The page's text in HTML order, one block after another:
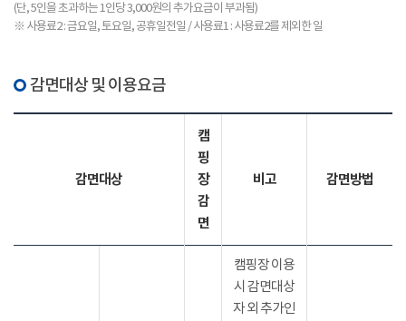
(단, 5인을 초과하는 1인당 3,000원의 추가요금이 부과됨)
※ 사용료2 : 금요일, 토요일, 공휴일전일 / 사용료1 : 사용료2를 제외한 일
감면대상 및 이용요금
감면대상
캠
핑
장
감
면
비고 감면방법
캠핑장 이용
시 감면대상
자 외 추가인